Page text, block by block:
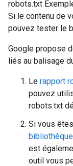
robots.txt
Si le contenu de
pouvez tester le
Google propose
liés au balisage
Le rapport
pouvez
robots.txt
Si vous
est
outil vous